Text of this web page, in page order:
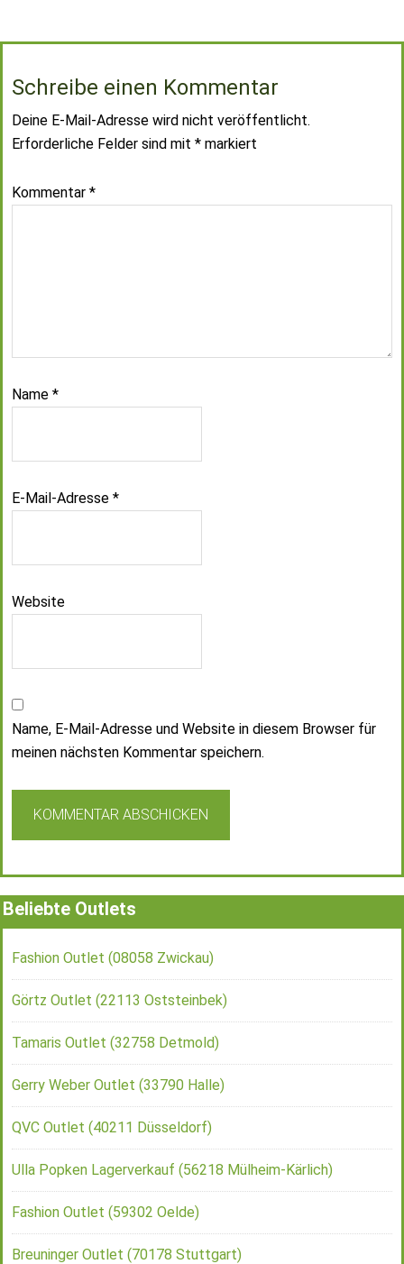
Schreibe einen Kommentar
Deine E-Mail-Adresse wird nicht veröffentlicht.
Erforderliche Felder sind mit * markiert
Kommentar *
Name *
E-Mail-Adresse *
Website
Name, E-Mail-Adresse und Website in diesem Browser für
meinen nächsten Kommentar speichern.
Beliebte Outlets
Fashion Outlet (08058 Zwickau)
Görtz Outlet (22113 Oststeinbek)
Tamaris Outlet (32758 Detmold)
Gerry Weber Outlet (33790 Halle)
QVC Outlet (40211 Düsseldorf)
Ulla Popken Lagerverkauf (56218 Mülheim-Kärlich)
Fashion Outlet (59302 Oelde)
Breuninger Outlet (70178 Stuttgart)